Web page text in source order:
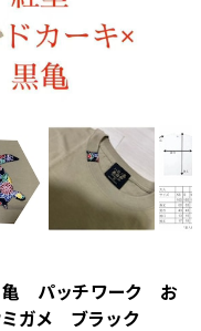
亀 パッチワーク お
メ ブラック